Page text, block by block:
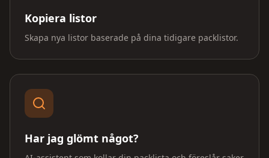
Kopiera listor
Skapa nya listor baserade på dina tidigare packlistor.
Har jag glömt något?